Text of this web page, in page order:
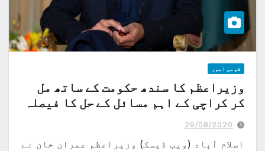
قومی امور
وزیراعظم کا سندھ حکومت کے ساتھ مل
کر کراچی کے اہم مسائل کے حل کا فیصلہ
29/08/2020
اسلام آباد (ویب ڈیسک) وزیراعظم عمران خان نے